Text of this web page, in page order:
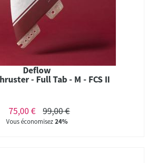
Deflow
- Full Tab - M - FCS II
75,00 € 99,00 €
Vous économisez24%